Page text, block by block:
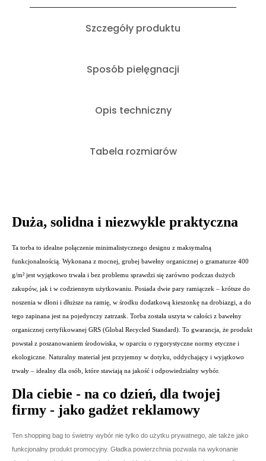
Szczegóły produktu
Sposób pielęgnacji
Opis techniczny
Tabela rozmiarów
Duża, solidna i niezwykle praktyczna
Ta torba to idealne połączenie minimalistycznego designu z maksymalną
funkcjonalnością. Wykonana z mocnej, grubej bawełny organicznej o gramaturze 400
g/m² jest wyjątkowo trwała i bez problemu sprawdzi się zarówno podczas dużych
zakupów, jak i w codziennym użytkowaniu. Posiada dwie pary ramiączek – krótsze do
noszenia w dłoni i dłuższe na ramię, w środku dodatkową kieszonkę na drobiazgi, a do
tego zapinana jest na pojedynczy zatrzask. Torba została uszyta w całości z bawełny
organicznej certyfikowanej GRS (Global Recycled Standard). To gwarancja, że produkt
powstał z poszanowaniem środowiska, w oparciu o rygorystyczne normy etyczne i
ekologiczne. Naturalny materiał jest przyjemny w dotyku, oddychający i wyjątkowo
trwały – idealny dla osób, które stawiają na jakość i odpowiedzialny wybór.
Dla ciebie - na co dzień, dla twojej
firmy - jako gadżet reklamowy
Ten shopping bag to świetny wybór nie tylko do użytku prywatnego, ale także jako
funkcjonalny produkt promocyjny. Gładka powierzchnia pozwala na wykonanie